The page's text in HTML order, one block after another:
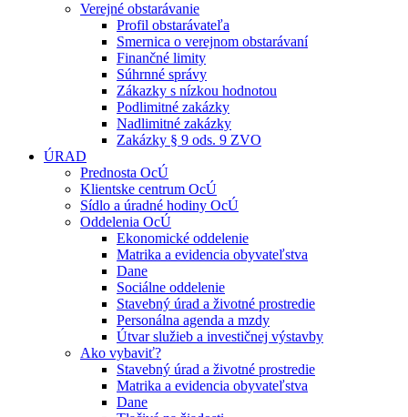
Verejné obstarávanie
Profil obstarávateľa
Smernica o verejnom obstarávaní
Finančné limity
Súhrnné správy
Zákazky s nízkou hodnotou
Podlimitné zakázky
Nadlimitné zakázky
Zakázky § 9 ods. 9 ZVO
ÚRAD
Prednosta OcÚ
Klientske centrum OcÚ
Sídlo a úradné hodiny OcÚ
Oddelenia OcÚ
Ekonomické oddelenie
Matrika a evidencia obyvateľstva
Dane
Sociálne oddelenie
Stavebný úrad a životné prostredie
Personálna agenda a mzdy
Útvar služieb a investičnej výstavby
Ako vybaviť?
Stavebný úrad a životné prostredie
Matrika a evidencia obyvateľstva
Dane